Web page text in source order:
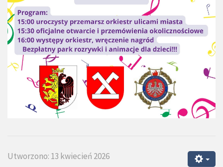
Utworzono: 13 kwiecień 2026